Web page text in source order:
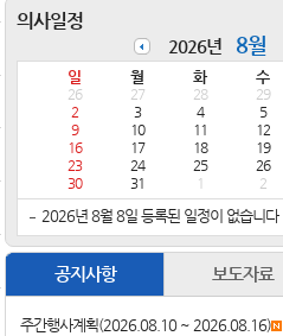
의사일정
2026년 8월
일 월 화 수
26 27 28 29
2
3 4 5
9
10 11 12
16
17 18 19
23
24 25 26
30
31 1 2
2026년 8월 8일 등록된 일정이 없습니다
공지사항
주간행사계획(2026.08.10 ~ 2026.08.16)
보도자료